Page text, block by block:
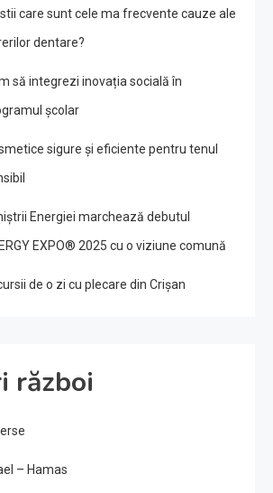
care sunt cele ma frecvente cauze ale
dentare?
să integrezi inovația socială în
școlar
sigure și eficiente pentru tenul
Energiei marchează debutul
EXPO® 2025 cu o viziune comună
de o zi cu plecare din Crișan
război
– Hamas